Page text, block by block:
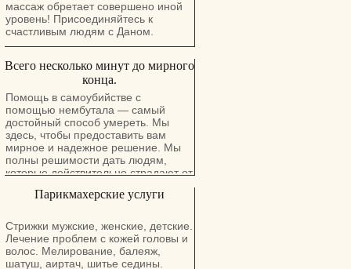
массаж обретает совершено иной
уровень! Присоединяйтесь к
счастливым людям с Даном.
Всего несколько минут до мирного
конца.
Помощь в самоубийстве с
помощью нембутала — самый
достойный способ умереть. Мы
здесь, чтобы предоставить вам
мирное и надежное решение. Мы
полны решимости дать людям,
которые действительно страдают от
длительный и мирный покой. У нас
инъекции перорального раствора и
таблетки нембутала. Тесты
показали, что после того, как
человек принимает смертельную
Парикмахерские услуги
Стрижки мужские, женские, детские.
Лечение проблем с кожей головы и
волос. Мелирование, балеяж,
шатуш, аиртач, шитье седины.